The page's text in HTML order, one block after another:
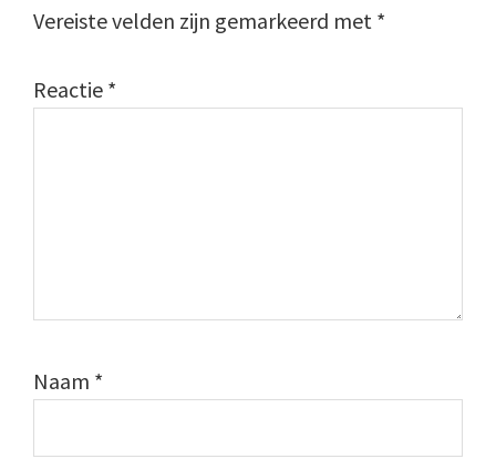
Vereiste velden zijn gemarkeerd met *
Reactie *
Naam *